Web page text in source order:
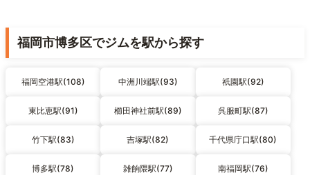
福岡市博多区でジムを駅から探す
福岡空港駅(108) 中洲川端駅(93) 祇園駅(92)
東比恵駅(91) 櫛田神社前駅(89) 呉服町駅(87)
竹下駅(83) 吉塚駅(82) 千代県庁口駅(80)
博多駅(78) 雑餉隈駅(77) 南福岡駅(76)